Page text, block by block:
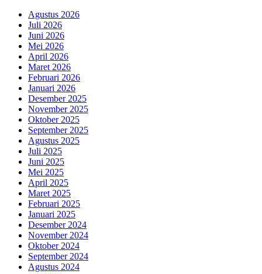
Agustus 2026
Juli 2026
Juni 2026
Mei 2026
April 2026
Maret 2026
Februari 2026
Januari 2026
Desember 2025
November 2025
Oktober 2025
September 2025
Agustus 2025
Juli 2025
Juni 2025
Mei 2025
April 2025
Maret 2025
Februari 2025
Januari 2025
Desember 2024
November 2024
Oktober 2024
September 2024
Agustus 2024